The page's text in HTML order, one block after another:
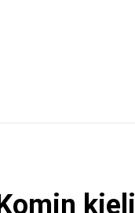
kieli